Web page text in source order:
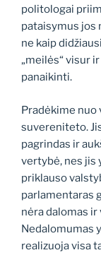
politologai
pataisymus jos
ne kaip
„meilės“ visur
panaikinti.
Pradėkime
suvereniteto.
pagrindas ir
vertybė, nes jis
priklauso
parlamentaras
nėra dalomas
Nedalomumas
realizuoja visa